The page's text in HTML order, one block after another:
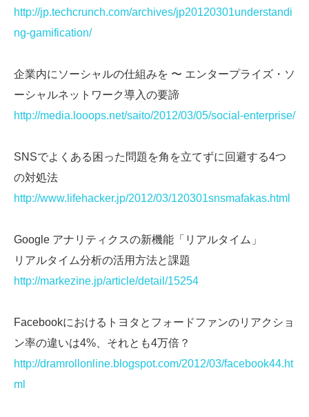
http://jp.techcrunch.com/archives/jp20120301understandi
ng-gamification/
企業内にソーシャルの仕組みを 〜 エンタープライズ・ソ
ーシャルネットワーク導入の要諦
http://media.looops.net/saito/2012/03/05/social-enterprise/
SNSでよくある困った問題を角を立てずに回避する4つ
の対処法
http://www.lifehacker.jp/2012/03/120301snsmafakas.html
Google アナリティクスの新機能「リアルタイム」
リアルタイム分析の活用方法と課題
http://markezine.jp/article/detail/15254
Facebookにおけるトヨタとフォードファンのリアクショ
ン率の違いは4%、それとも4万倍？
http://dramrollonline.blogspot.com/2012/03/facebook44.ht
ml